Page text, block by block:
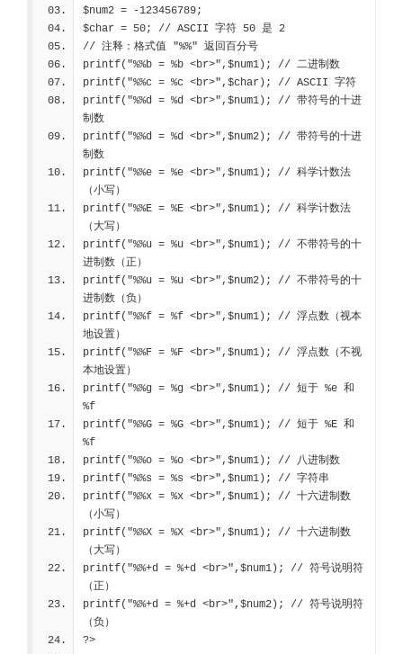
$num2 = -123456789;
$char = 50; // ASCII 字符 50 是 2
// 注释：格式值 "%%" 返回百分号
printf("%%b = %b <br>",$num1); // 二进制数
printf("%%c = %c <br>",$char); // ASCII 字符
printf("%%d = %d <br>",$num1); // 带符号的十进
制数
printf("%%d = %d <br>",$num2); // 带符号的十进
制数
printf("%%e = %e <br>",$num1); // 科学计数法
（小写）
printf("%%E = %E <br>",$num1); // 科学计数法
（大写）
printf("%%u = %u <br>",$num1); // 不带符号的十
进制数（正）
printf("%%u = %u <br>",$num2); // 不带符号的十
进制数（负）
printf("%%f = %f <br>",$num1); // 浮点数（视本
地设置）
printf("%%F = %F <br>",$num1); // 浮点数（不视
本地设置）
printf("%%g = %g <br>",$num1); // 短于 %e 和
%f
printf("%%G = %G <br>",$num1); // 短于 %E 和
%f
printf("%%o = %o <br>",$num1); // 八进制数
printf("%%s = %s <br>",$num1); // 字符串
printf("%%x = %x <br>",$num1); // 十六进制数
（小写）
printf("%%X = %X <br>",$num1); // 十六进制数
（大写）
printf("%%+d = %+d <br>",$num1); // 符号说明符
（正）
printf("%%+d = %+d <br>",$num2); // 符号说明符
（负）
?>